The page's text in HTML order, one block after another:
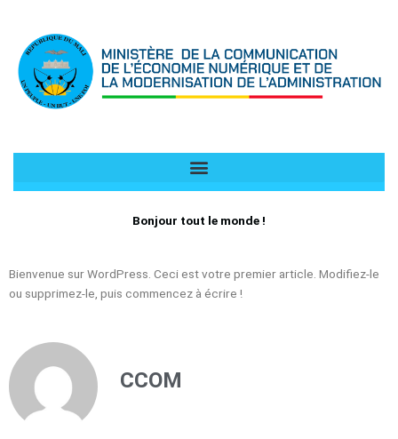
contenu
Bonjour tout le monde !
Bienvenue sur WordPress. Ceci est votre premier article. Modifiez-le
ou supprimez-le, puis commencez à écrire !
CCOM